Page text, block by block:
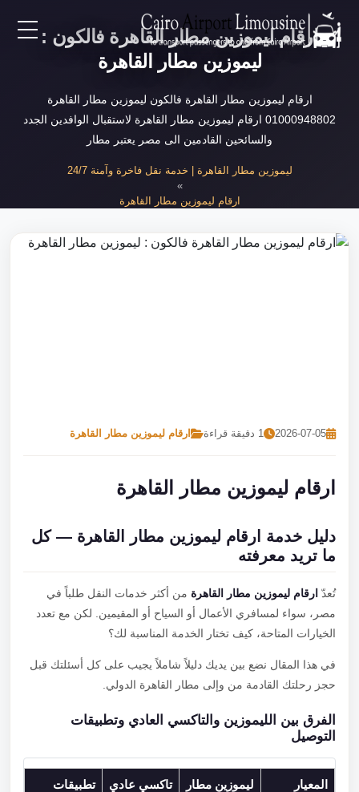
AR
خدمات المطار
نحن
ارقام ليموزين مطار القاهرة فالكون :
ليموزين مطار القاهرة
ارقام ليموزين مطار القاهرة فالكون ليموزين مطار القاهرة
01000948802 ارقام ليموزين مطار القاهرة لاستقبال الوافدين الجدد
والسائحين القادمين الى مصر يعتبر مطار
ليموزين مطار القاهرة | خدمة نقل فاخرة وآمنة 24/7
ارقام ليموزين مطار القاهرة
2026-07-05 1 دقيقة قراءة ارقام ليموزين مطار القاهرة
ارقام ليموزين مطار القاهرة
دليل خدمة ارقام ليموزين مطار القاهرة — كل
ما تريد معرفته
تُعدّارقام ليموزين مطار القاهرةمن أكثر خدمات النقل طلباً في
مصر، سواء لمسافري الأعمال أو السياح أو المقيمين. لكن مع تعدد
الخيارات المتاحة، كيف تختار الخدمة المناسبة لك؟
في هذا المقال نضع بين يديك دليلاً شاملاً يجيب على كل أسئلتك قبل
حجز رحلتك القادمة من وإلى مطار القاهرة الدولي.
الفرق بين الليموزين والتاكسي العادي وتطبيقات
التوصيل
المعيار ليموزين مطار تاكسي عادي تطبيقات